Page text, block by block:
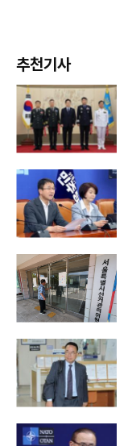
추천기사